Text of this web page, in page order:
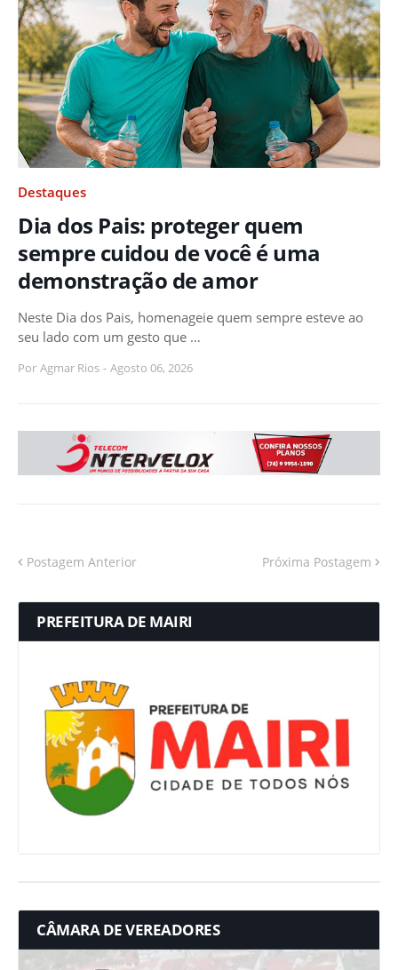
Destaques
Dia dos Pais: proteger quem
sempre cuidou de você é uma
demonstração de amor
Neste Dia dos Pais, homenageie quem sempre esteve ao
seu lado com um gesto que …
Por Agmar Rios - Agosto 06, 2026
Postagem Anterior Próxima Postagem
PREFEITURA DE MAIRI
CÂMARA DE VEREADORES